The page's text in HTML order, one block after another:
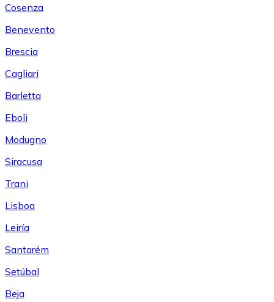
Cosenza
Benevento
Brescia
Cagliari
Barletta
Eboli
Modugno
Siracusa
Trani
Lisboa
Leiría
Santarém
Setúbal
Beja